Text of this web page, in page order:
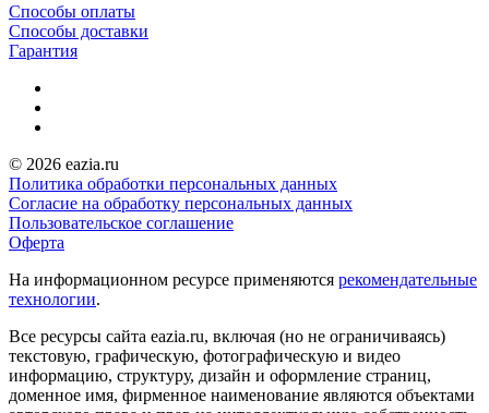
Способы оплаты
Способы доставки
Гарантия
© 2026 eazia.ru
Политика обработки персональных данных
Согласие на обработку персональных данных
Пользовательское соглашение
Оферта
На информационном ресурсе применяются рекомендательные
технологии.
Все ресурсы сайта eazia.ru, включая (но не ограничиваясь)
текстовую, графическую, фотографическую и видео
информацию, структуру, дизайн и оформление страниц,
доменное имя, фирменное наименование являются объектами